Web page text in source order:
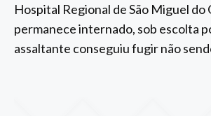
Hospital Regional de São Miguel do
permanece internado, sob escolta
assaltante conseguiu fugir não